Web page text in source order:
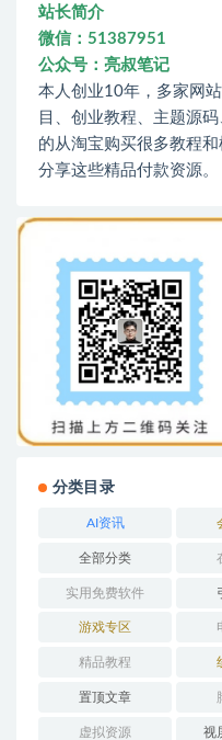
站长简介
微信：51387951
公众号：亮叔笔记
本人创业10年，多家网
目、创业教程、主题源
的从淘宝购买很多教程
分享这些精品付款资源。
分类目录
AI资讯
全部分类
实用免费软件
游戏专区
精品教程
置顶文章
虚拟资源 视